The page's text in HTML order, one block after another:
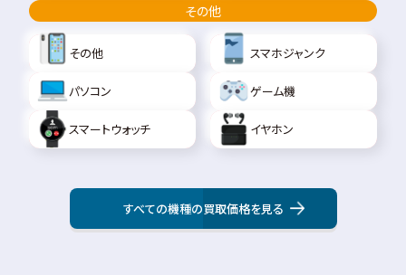
その他
その他 スマホジャンク
パソコン ゲーム機
スマートウォッチ イヤホン
すべての機種の買取価格を見る